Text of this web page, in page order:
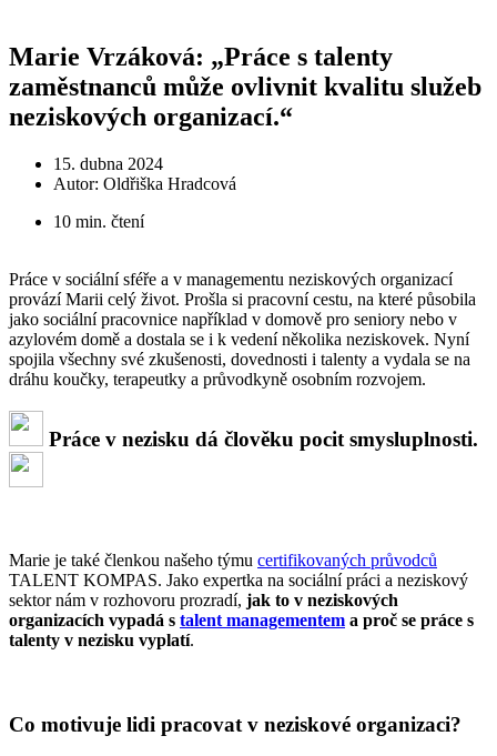
Marie Vrzáková: „Práce s talenty
zaměstnanců může ovlivnit kvalitu služeb
neziskových organizací.“
15. dubna 2024
Autor: Oldřiška Hradcová
10 min. čtení
Práce v sociální sféře a v managementu neziskových organizací
provází Marii celý život. Prošla si pracovní cestu, na které působila
jako sociální pracovnice například v domově pro seniory nebo v
azylovém domě a dostala se i k vedení několika neziskovek. Nyní
spojila všechny své zkušenosti, dovednosti i talenty a vydala se na
dráhu koučky, terapeutky a průvodkyně osobním rozvojem.
Práce v nezisku dá člověku pocit smysluplnosti.
Marie je také členkou našeho týmu certifikovaných průvodců
TALENT KOMPAS. Jako expertka na sociální práci a neziskový
sektor nám v rozhovoru prozradí, jak to v neziskových
organizacích vypadá s talent managementem a proč se práce s
talenty v nezisku vyplatí.
Co motivuje lidi pracovat v neziskové organizaci?